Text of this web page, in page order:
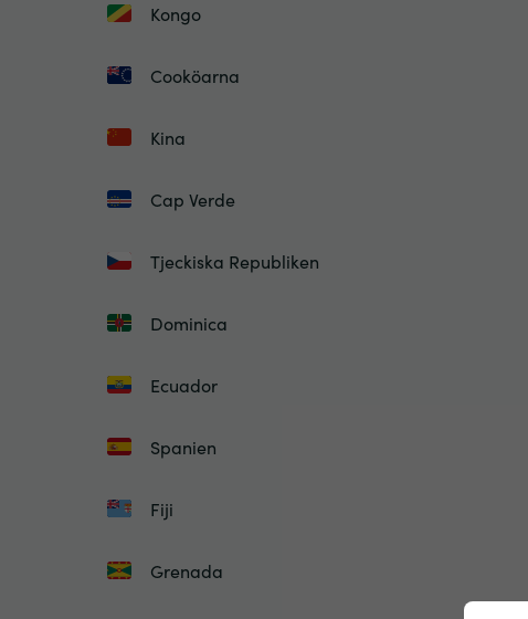
Kongo
Cooköarna
Kina
Cap Verde
Tjeckiska Republiken
Dominica
Ecuador
Spanien
Fiji
Grenada